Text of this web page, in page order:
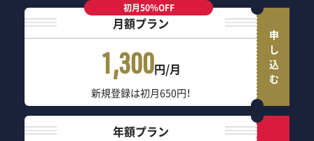
初月50％OFF
月額プラン
1,300円/月
新規登録は初月650円！
申し込む
年額プラン